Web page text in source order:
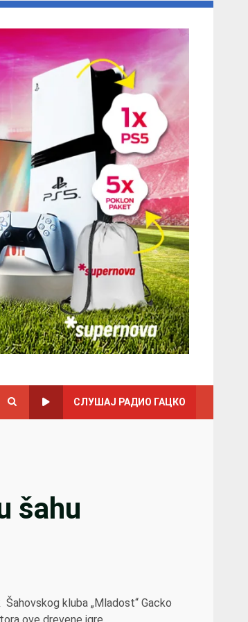
СЛУШАЈ РАДИО ГАЦКО
šahu
kluba „Mladost“ Gacko
ove drevene igre.